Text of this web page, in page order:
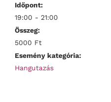
Időpont:
19:00 - 21:00
Összeg:
5000 Ft
Esemény kategória:
Hangutazás